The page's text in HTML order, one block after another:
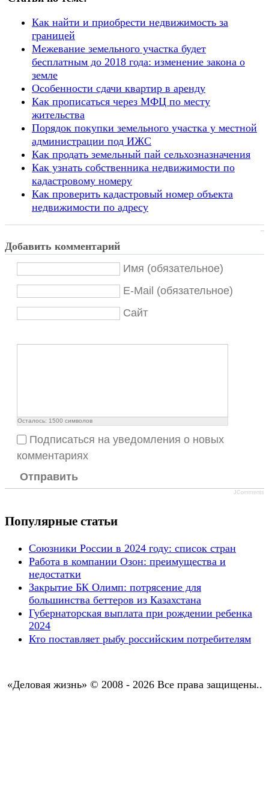
Как найти и приобрести недвижимость за
границей
Межевание земельного участка будет
бесплатным до 2018 года: изменение закона о
земле
Особенности сдачи квартир в аренду
Как прописаться через МФЦ по месту
жительства
Порядок покупки земельного участка у местной
администрации под ИЖС
Как продать земельный пай сельхозназначения
Как узнать собственника недвижимости по
кадастровому номеру
Как проверить кадастровый номер объекта
недвижимости по адресу
Добавить комментарий
Имя (обязательное)
E-Mail (обязательное)
Сайт
Осталось: 1500 символов
Подписаться на уведомления о новых
комментариях
Отправить
JComments
Популярные статьи
Союзники России в 2024 году: список стран
Работа в компании Озон: преимущества и
недостатки
Закрытие БК Олимп: потрясение для
большинства беттеров из Казахстана
Губернаторская выплата при рождении ребенка
2024
Кто поставляет рыбу российским потребителям
«Деловая жизнь» © 2008 - 2026 Все права защищены..